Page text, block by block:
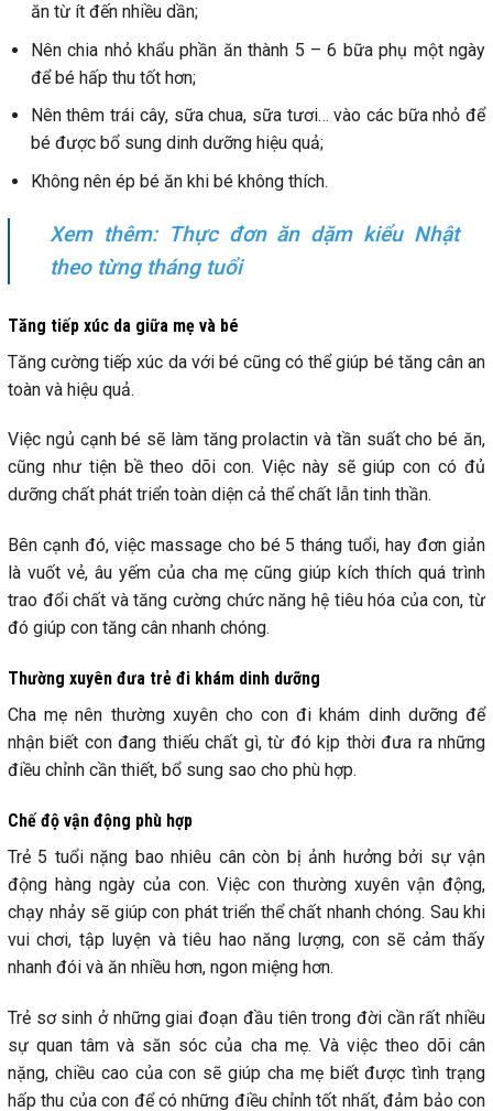
ăn từ ít đến nhiều dần;
Nên chia nhỏ khẩu phần ăn thành 5 – 6 bữa phụ một ngày
để bé hấp thu tốt hơn;
Nên thêm trái cây, sữa chua, sữa tươi… vào các bữa nhỏ để
bé được bổ sung dinh dưỡng hiệu quả;
Không nên ép bé ăn khi bé không thích.
Xem thêm: Thực đơn ăn dặm kiểu Nhật
theo từng tháng tuổi
Tăng tiếp xúc da giữa mẹ và bé
Tăng cường tiếp xúc da với bé cũng có thể giúp bé tăng cân an
toàn và hiệu quả.
Việc ngủ cạnh bé sẽ làm tăng prolactin và tần suất cho bé ăn,
cũng như tiện bề theo dõi con. Việc này sẽ giúp con có đủ
dưỡng chất phát triển toàn diện cả thể chất lẫn tinh thần.
Bên cạnh đó, việc massage cho bé 5 tháng tuổi, hay đơn giản
là vuốt vẻ, âu yếm của cha mẹ cũng giúp kích thích quá trình
trao đổi chất và tăng cường chức năng hệ tiêu hóa của con, từ
đó giúp con tăng cân nhanh chóng.
Thường xuyên đưa trẻ đi khám dinh dưỡng
Cha mẹ nên thường xuyên cho con đi khám dinh dưỡng để
nhận biết con đang thiếu chất gì, từ đó kịp thời đưa ra những
điều chỉnh cần thiết, bổ sung sao cho phù hợp.
Chế độ vận động phù hợp
Trẻ 5 tuổi nặng bao nhiêu cân còn bị ảnh hưởng bởi sự vận
động hàng ngày của con. Việc con thường xuyên vận động,
chạy nhảy sẽ giúp con phát triển thể chất nhanh chóng. Sau khi
vui chơi, tập luyện và tiêu hao năng lượng, con sẽ cảm thấy
nhanh đói và ăn nhiều hơn, ngon miệng hơn.
Trẻ sơ sinh ở những giai đoạn đầu tiên trong đời cần rất nhiều
sự quan tâm và săn sóc của cha mẹ. Và việc theo dõi cân
nặng, chiều cao của con sẽ giúp cha mẹ biết được tình trạng
hấp thu của con để có những điều chỉnh tốt nhất, đảm bảo con